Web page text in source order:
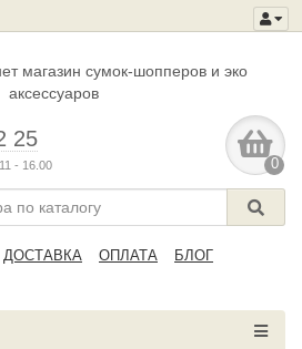
25
- 16.00 0
ДОСТАВКА ОПЛАТА
БЛОГ